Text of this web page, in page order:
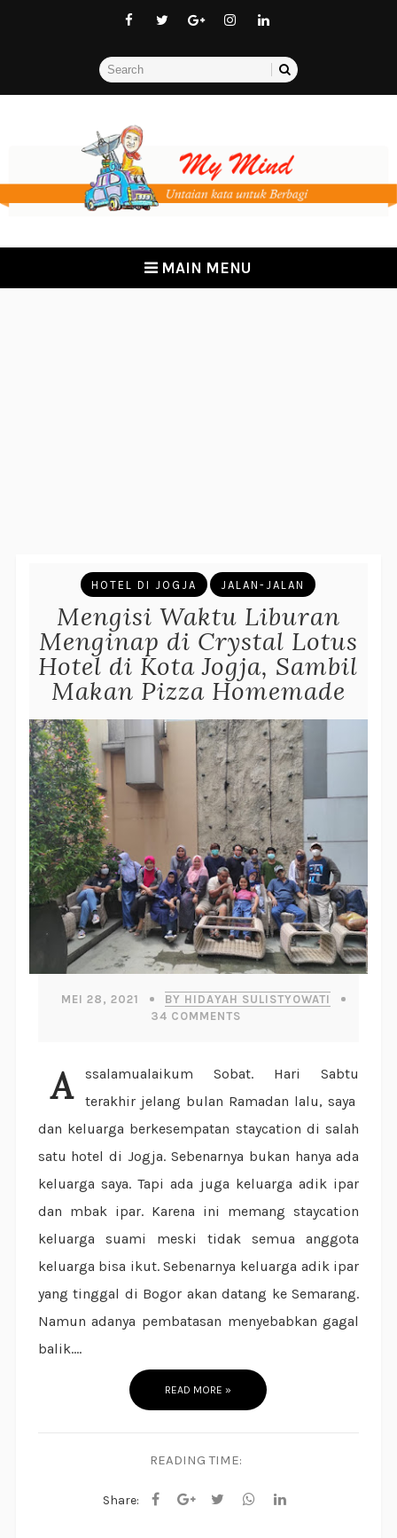
MAIN MENU
HOTEL DI JOGJA JALAN-JALAN
Mengisi Waktu Liburan
Menginap di Crystal Lotus
Hotel di Kota Jogja, Sambil
Makan Pizza Homemade
MEI 28, 2021
BY HIDAYAH SULISTYOWATI
34 COMMENTS
Assalamualaikum Sobat. Hari Sabtu
terakhir jelang bulan Ramadan lalu, saya
dan keluarga berkesempatan staycation di salah
satu hotel di Jogja. Sebenarnya bukan hanya ada
keluarga saya. Tapi ada juga keluarga adik ipar
dan mbak ipar. Karena ini memang staycation
keluarga suami meski tidak semua anggota
keluarga bisa ikut. Sebenarnya keluarga adik ipar
yang tinggal di Bogor akan datang ke Semarang.
Namun adanya pembatasan menyebabkan gagal
balik....
READ MORE »
READING TIME:
Share: